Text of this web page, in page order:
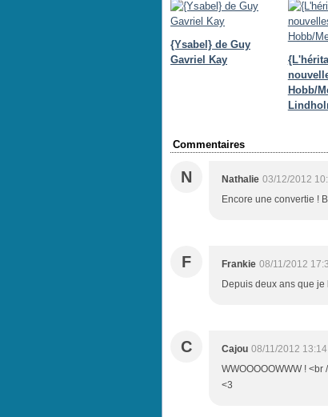
{Ysabel} de Guy
Gavriel Kay
Hobb/
Commentaires
N Nathalie 03/12/2012
Encore une convertie !
F Frankie 08/11/2012
Depuis deux ans que
C Cajou 08/11/2012 13:14
WWOOOOOWWW !
<3